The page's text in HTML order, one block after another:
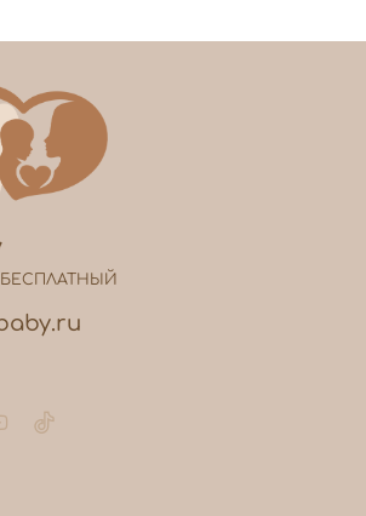
БЕСПЛАТНЫЙ